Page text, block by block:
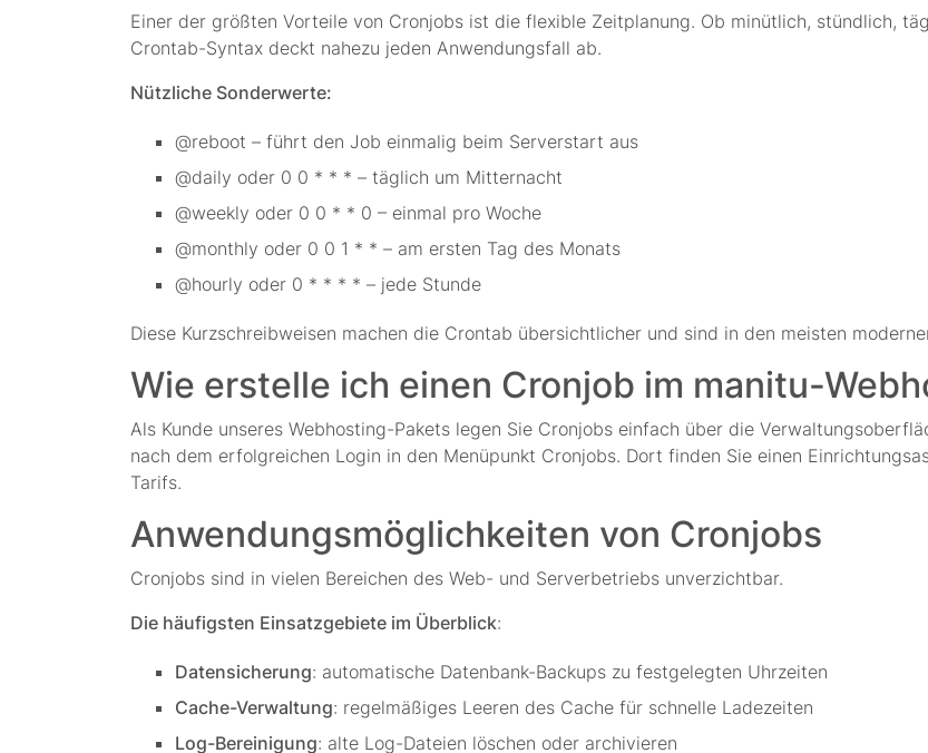
Einer der größten Vorteile von Cronjobs ist die flexible Zeitplanung. Ob minütlich, stündlich,
Crontab-Syntax deckt nahezu jeden Anwendungsfall ab.
Nützliche Sonderwerte:
@reboot – führt den Job einmalig beim Serverstart aus
@daily oder 0 0 * * * – täglich um Mitternacht
@weekly oder 0 0 * * 0 – einmal pro Woche
@monthly oder 0 0 1 * * – am ersten Tag des Monats
@hourly oder 0 * * * * – jede Stunde
Diese Kurzschreibweisen machen die Crontab übersichtlicher und sind in den meisten
Wie erstelle ich einen Cronjob im manitu-
Als Kunde unseres Webhosting-Pakets legen Sie Cronjobs einfach über die
nach dem erfolgreichen Login in den Menüpunkt Cronjobs. Dort finden Sie einen
Tarifs.
Anwendungsmöglichkeiten von Cronjobs
Cronjobs sind in vielen Bereichen des Web- und Serverbetriebs unverzichtbar.
Die häufigsten Einsatzgebiete im Überblick:
Datensicherung: automatische Datenbank-Backups zu festgelegten Uhrzeiten
Cache-Verwaltung: regelmäßiges Leeren des Cache für schnelle Ladezeiten
Log-Bereinigung: alte Log-Dateien löschen oder archivieren